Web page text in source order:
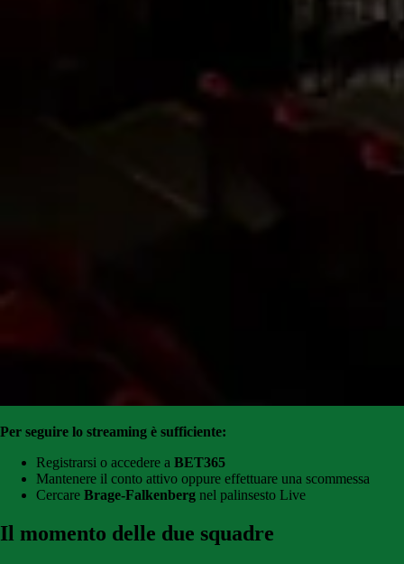
Per seguire lo streaming è sufficiente:
Registrarsi o accedere a BET365
Mantenere il conto attivo oppure effettuare una scommessa
Cercare Brage-Falkenberg nel palinsesto Live
Il momento delle due squadre